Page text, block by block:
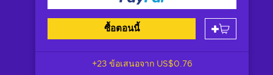
ซื้อตอนนี้
+23 ข้อเสนอจาก US$0.76